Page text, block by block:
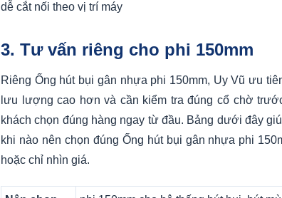
dễ cắt nối theo vị trí máy
3. Tư vấn riêng cho phi 150mm
Riêng Ống hút bụi gân nhựa phi 150mm, Uy Vũ ưu
lưu lượng cao hơn và cần kiểm tra đúng cổ chờ
khách chọn đúng hàng ngay từ đầu. Bảng dưới đây
khi nào nên chọn đúng Ống hút bụi gân nhựa phi
hoặc chỉ nhìn giá.